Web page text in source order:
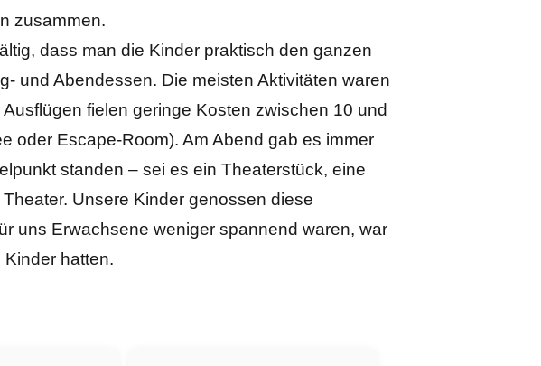
zusammen.
dass man die Kinder praktisch den ganzen
und Abendessen. Die meisten Aktivitäten waren
fielen geringe Kosten zwischen 10 und
oder Escape-Room). Am Abend gab es immer
standen – sei es ein Theaterstück, eine
Unsere Kinder genossen diese
uns Erwachsene weniger spannend waren, war
hatten.